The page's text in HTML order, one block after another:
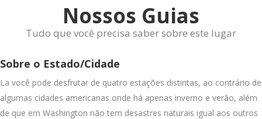
Nossos Guias
Tudo que você precisa saber sobre este lugar
Sobre o Estado/Cidade
La você pode desfrutar de quatro estações distintas, ao contrário de
algumas cidades americanas onde há apenas inverno e verão, além
de que em Washington não tem desastres naturais igual aos outros